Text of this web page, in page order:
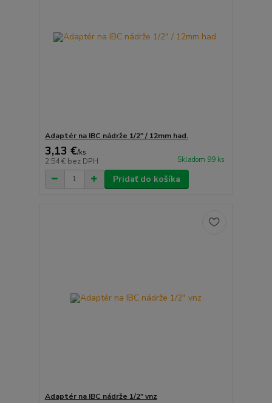
Adaptér na IBC nádrže 1/2" / 12mm had.
3,13 €/ks
2,54 € bez DPH Skladom 99 ks
Pridať do košíka
Adaptér na IBC nádrže 1/2" vnz